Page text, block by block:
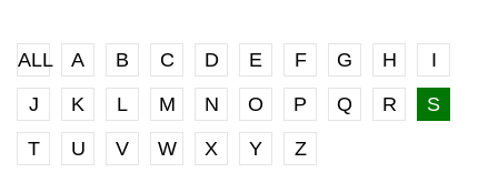
ALL A B C D E F G H
I
J
K L M N O P Q R
S
T
U V W X Y Z